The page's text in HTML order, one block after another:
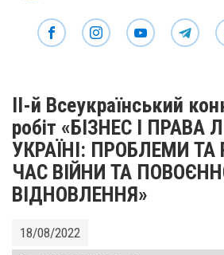
ІІ-й Всеукраїнський
робіт «БІЗНЕС І
УКРАЇНІ: ПРОБЛЕМИ ТА
ЧАС ВІЙНИ ТА
ВІДНОВЛЕННЯ»
18/08/2022